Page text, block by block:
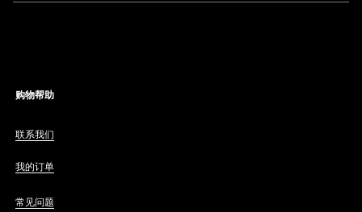
购物帮助
联系我们
我的订单
常见问题